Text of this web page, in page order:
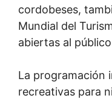
cordobeses,
Mundial del
abiertas al
La programación
recreativas para